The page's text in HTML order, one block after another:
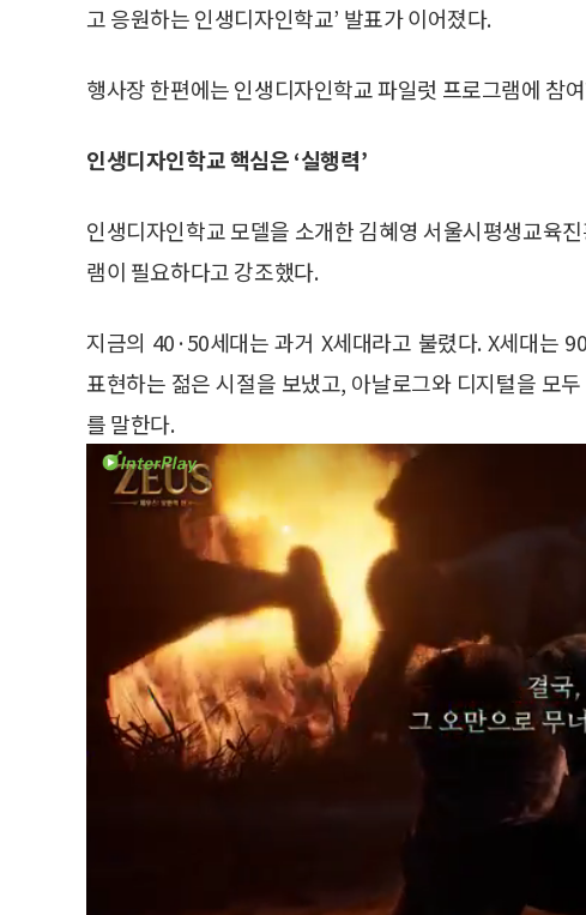
고 응원하는 인생디자인학교’ 발표가 이어졌다.
행사장 한편에는 인생디자인학교 파일럿 프로그램에 참
인생디자인학교 핵심은 ‘실행력’
인생디자인학교 모델을 소개한 김혜영 서울시평생교육
램이 필요하다고 강조했다.
지금의 40·50세대는 과거 X세대라고 불렸다. X세대는
표현하는 젊은 시절을 보냈고, 아날로그와 디지털을 모
를 말한다.